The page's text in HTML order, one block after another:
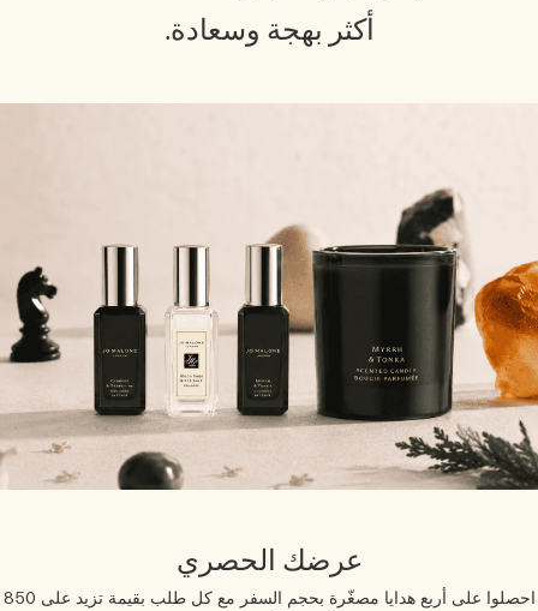
أكثر بهجة وسعادة.
عرضك الحصري
احصلوا على أربع هدايا مصغّرة بحجم السفر مع كل طلب بقيمة تزيد على 850